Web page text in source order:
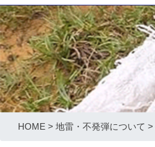
HOME > 地雷・不発弾について >